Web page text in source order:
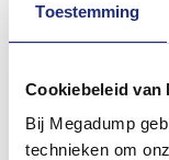
Toestemming
Cookiebeleid van
Bij Megadump
technieken om
Wit (Incl. Flatline